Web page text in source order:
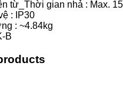
từ_Thời gian nhả : Max.
: IP30
: ~4.84kg
B